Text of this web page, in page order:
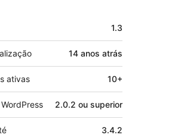
1.3
14 anos atrás
ativas 10+
2.0.2 ou superior
3.4.2